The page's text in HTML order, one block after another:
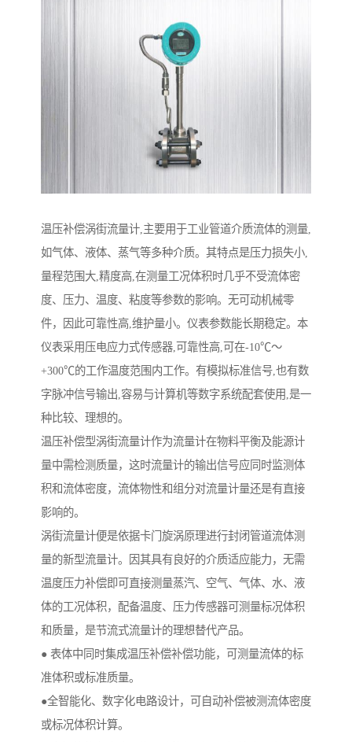
温压补偿涡街流量计,主要用于工业管道介质流体的测量,
如气体、液体、蒸气等多种介质。其特点是压力损失小,
量程范围大,精度高,在测量工况体积时几乎不受流体密
度、压力、温度、粘度等参数的影响。无可动机械零
件，因此可靠性高,维护量小。仪表参数能长期稳定。本
仪表采用压电应力式传感器,可靠性高,可在-10℃～
+300℃的工作温度范围内工作。有模拟标准信号,也有数
字脉冲信号输出,容易与计算机等数字系统配套使用,是一
种比较、理想的。
温压补偿型涡街流量计作为流量计在物料平衡及能源计
量中需检测质量，这时流量计的输出信号应同时监测体
积和流体密度，流体物性和组分对流量计量还是有直接
影响的。
涡街流量计便是依据卡门旋涡原理进行封闭管道流体测
量的新型流量计。因其具有良好的介质适应能力，无需
温度压力补偿即可直接测量蒸汽、空气、气体、水、液
体的工况体积，配备温度、压力传感器可测量标况体积
和质量，是节流式流量计的理想替代产品。
● 表体中同时集成温压补偿补偿功能，可测量流体的标
准体积或标准质量。
●全智能化、数字化电路设计，可自动补偿被测流体密度
或标况体积计算。